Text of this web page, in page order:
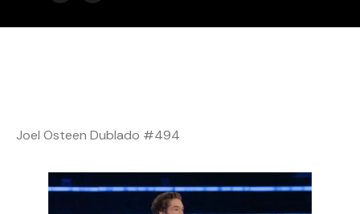
Joel Osteen Dublado #494